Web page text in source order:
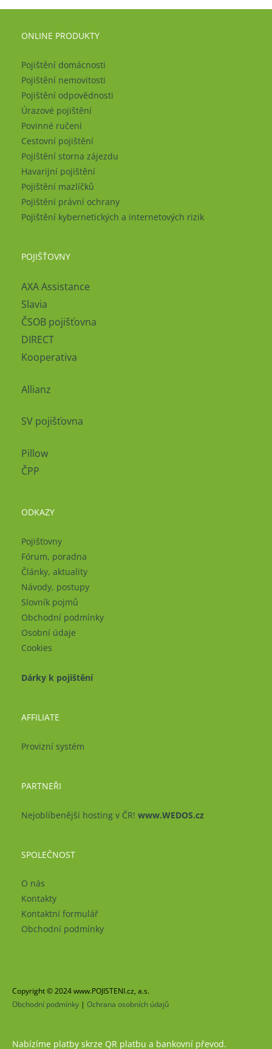
ONLINE PRODUKTY
Pojištění domácnosti
Pojištění nemovitosti
Pojištění odpovědnosti
Úrazové pojištění
Povinné ručení
Cestovní pojištění
Pojištění storna zájezdu
Havarijní pojištění
Pojištění mazlíčků
Pojištění právní ochrany
Pojištění kybernetických a internetových rizik
POJIŠŤOVNY
AXA Assistance
Slavia
ČSOB pojišťovna
DIRECT
Kooperativa
Allianz
SV pojišťovna
Pillow
ČPP
ODKAZY
Pojišťovny
Fórum, poradna
Články, aktuality
Návody, postupy
Slovník pojmů
Obchodní podmínky
Osobní údaje
Cookies
Dárky k pojištění
AFFILIATE
Provizní systém
PARTNEŘI
Nejoblíbenější hosting v ČR! www.WEDOS.cz
SPOLEČNOST
O nás
Kontakty
Kontaktní formulář
Obchodní podmínky
Copyright © 2024 www.POJISTENI.cz, a.s.
Obchodní podmínky | Ochrana osobních údajů
Nabízíme platby skrze QR platbu a bankovní převod.